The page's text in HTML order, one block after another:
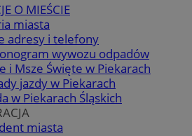
O MIEŚCIE
miasta
adresy i telefony
wywozu odpadów
i Msze Święte w Piekarach
jazdy w Piekarach
w Piekarach Śląskich
miasta